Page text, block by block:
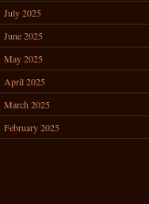
July 2025
June 2025
May 2025
April 2025
March 2025
February 2025